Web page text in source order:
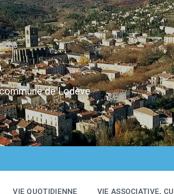
de Lodève
VIE QUOTIDIENNE VIE ASSOCIATIVE,